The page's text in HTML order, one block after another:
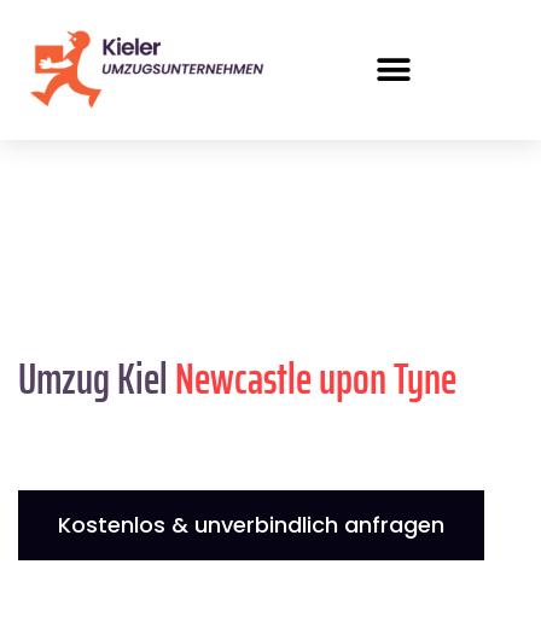
Umzug KielNewcastle upon Tyne
Kostenlos & unverbindlich anfragen